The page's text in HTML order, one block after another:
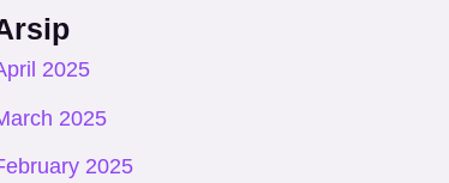
2025
2025
2025